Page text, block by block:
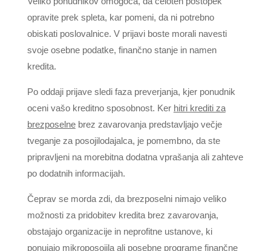
opravite prek spleta, kar pomeni, da ni potrebno
obiskati poslovalnice. V prijavi boste morali navesti
svoje osebne podatke, finančno stanje in namen
kredita.
Po oddaji prijave sledi faza preverjanja, kjer ponudnik
oceni vašo kreditno sposobnost. Ker hitri krediti za
brezposelnebrez zavarovanja predstavljajo večje
tveganje za posojilodajalca, je pomembno, da ste
pripravljeni na morebitna dodatna vprašanja ali zahteve
po dodatnih informacijah.
Čeprav se morda zdi, da brezposelni nimajo veliko
možnosti za pridobitev kredita brez zavarovanja,
obstajajo organizacije in neprofitne ustanove, ki
ponujajo mikroposojila ali posebne programe finančne